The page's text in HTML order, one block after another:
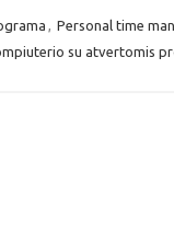
, Personal time
su atvertomis